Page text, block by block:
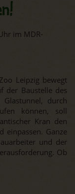
im MDR-
Leipzig bewegt
der Baustelle des
Glastunnel, durch
können, soll
Kran den
einpassen. Ganze
und der
Ob